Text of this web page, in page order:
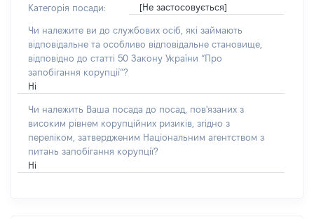
Категорія посади: [Не застосовується]
Чи належите ви до службових осіб, які займають
відповідальне та особливо відповідальне становище,
відповідно до статті 50 Закону України “Про
запобігання корупції”?
Ні
Чи належить Ваша посада до посад, пов'язаних з
високим рівнем корупційних ризиків, згідно з
переліком, затвердженим Національним агентством з
питань запобігання корупції?
Ні